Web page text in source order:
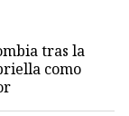
tras la
como